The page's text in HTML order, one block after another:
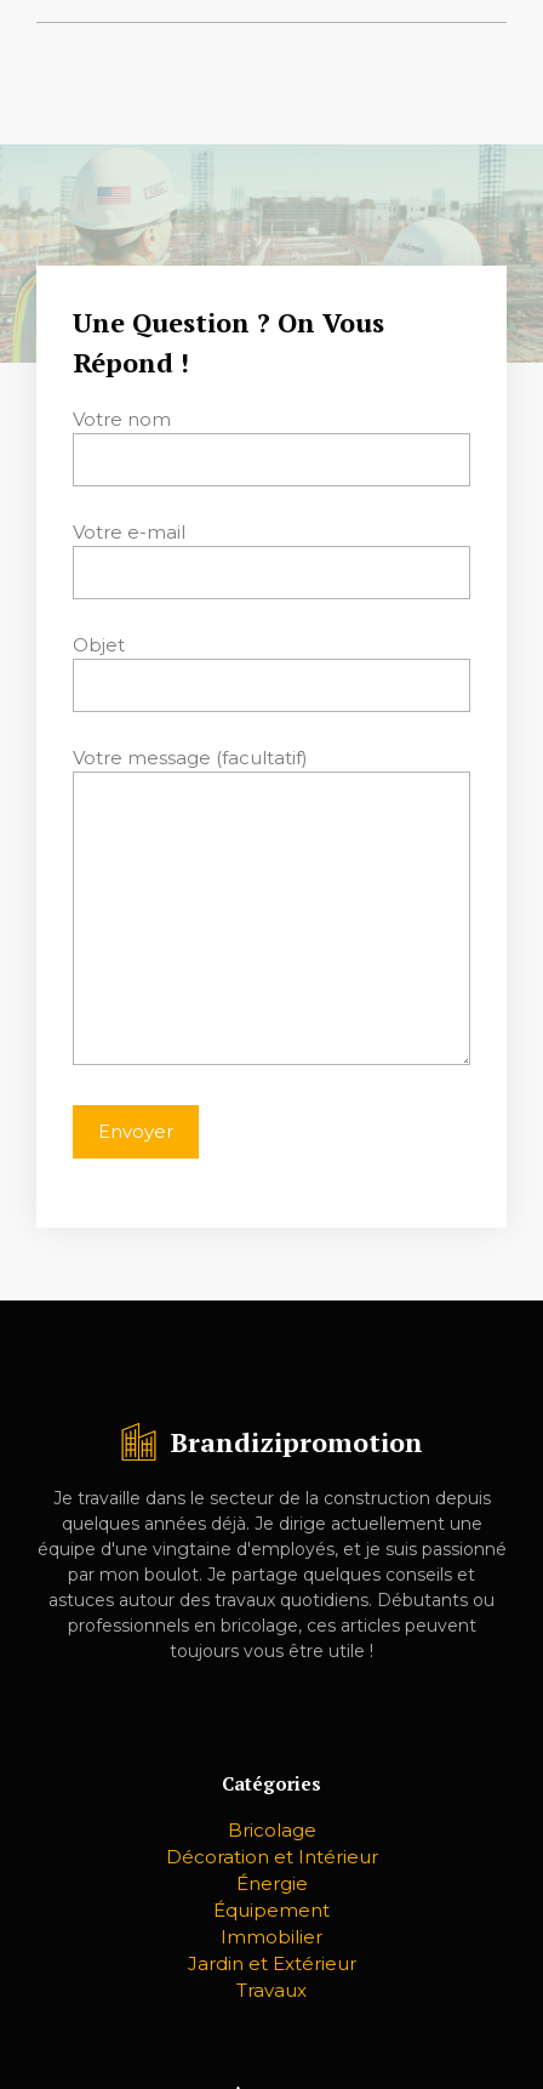
Une Question ? On Vous
Répond !
Votre nom
Votre e-mail
Objet
Votre message (facultatif)
Brandizipromotion
Je travaille dans le secteur de la construction depuis
quelques années déjà. Je dirige actuellement une
équipe d'une vingtaine d'employés, et je suis passionné
par mon boulot. Je partage quelques conseils et
astuces autour des travaux quotidiens. Débutants ou
professionnels en bricolage, ces articles peuvent
toujours vous être utile !
Catégories
Bricolage
Décoration et Intérieur
Énergie
Équipement
Immobilier
Jardin et Extérieur
Travaux